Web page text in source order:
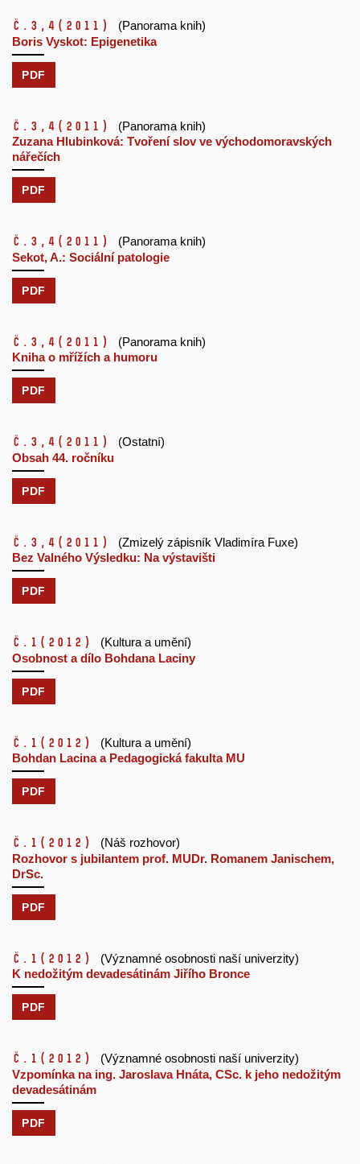
č.3,4 (2011)
(Panorama knih)
Boris Vyskot: Epigenetika
PDF
č.3,4 (2011)
(Panorama knih)
Zuzana Hlubinková: Tvoření slov ve východomoravských
nářečích
PDF
č.3,4 (2011)
(Panorama knih)
Sekot, A.: Sociální patologie
PDF
č.3,4 (2011)
(Panorama knih)
Kniha o mřížích a humoru
PDF
č.3,4 (2011)
(Ostatní)
Obsah 44. ročníku
PDF
č.3,4 (2011)
(Zmizelý zápisník Vladimíra Fuxe)
Bez Valného Výsledku: Na výstavišti
PDF
č.1 (2012)
(Kultura a umění)
Osobnost a dílo Bohdana Laciny
PDF
č.1 (2012)
(Kultura a umění)
Bohdan Lacina a Pedagogická fakulta MU
PDF
č.1 (2012)
(Náš rozhovor)
Rozhovor s jubilantem prof. MUDr. Romanem Janischem,
DrSc.
PDF
č.1 (2012)
(Významné osobnosti naší univerzity)
K nedožitým devadesátinám Jiřího Bronce
PDF
č.1 (2012)
(Významné osobnosti naší univerzity)
Vzpomínka na ing. Jaroslava Hnáta, CSc. k jeho nedožitým
devadesátinám
PDF